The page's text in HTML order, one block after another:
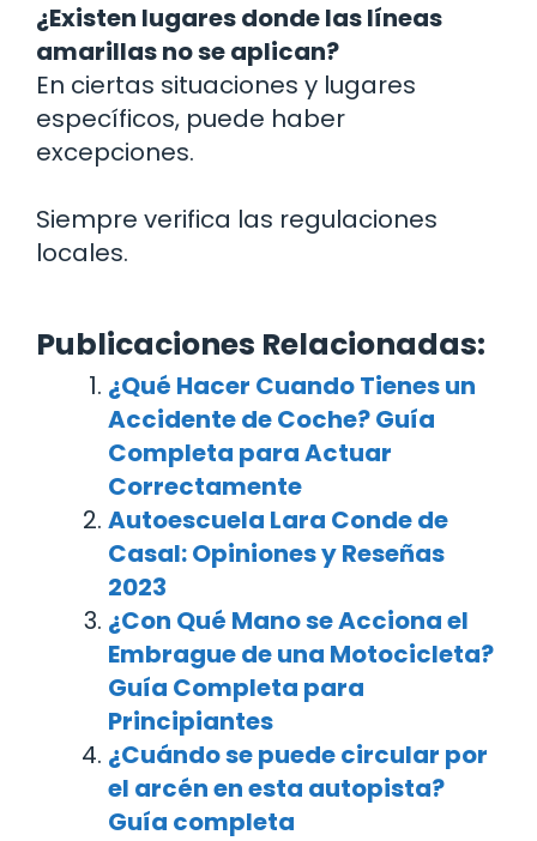
¿Existen lugares donde las líneas
amarillas no se aplican?
En ciertas situaciones y lugares
específicos, puede haber
excepciones.
Siempre verifica las regulaciones
locales.
Publicaciones Relacionadas:
¿Qué Hacer Cuando Tienes un
Accidente de Coche? Guía
Completa para Actuar
Correctamente
Autoescuela Lara Conde de
Casal: Opiniones y Reseñas
2023
¿Con Qué Mano se Acciona el
Embrague de una Motocicleta?
Guía Completa para
Principiantes
¿Cuándo se puede circular por
el arcén en esta autopista?
Guía completa